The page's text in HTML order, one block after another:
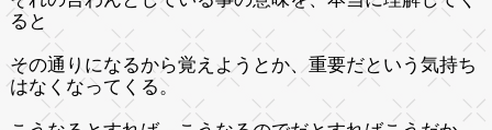
ると
その通りになるから覚えようとか、重要だという気持ち
はなくなってくる。